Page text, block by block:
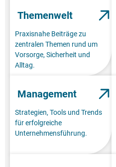
Themenwelt
Praxisnahe Beiträge zu
zentralen Themen rund um
Vorsorge, Sicherheit und
Alltag.
Management
Strategien, Tools und Trends
für erfolgreiche
Unternehmensführung.